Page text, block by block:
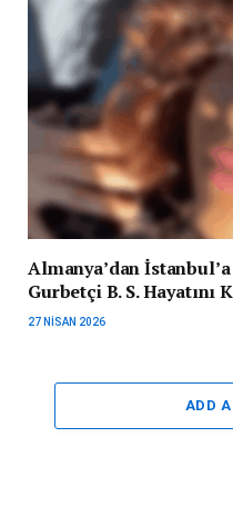
Almanya’dan
Gurbetçi B. S. Hayatını
27 NISAN 2026
ADD